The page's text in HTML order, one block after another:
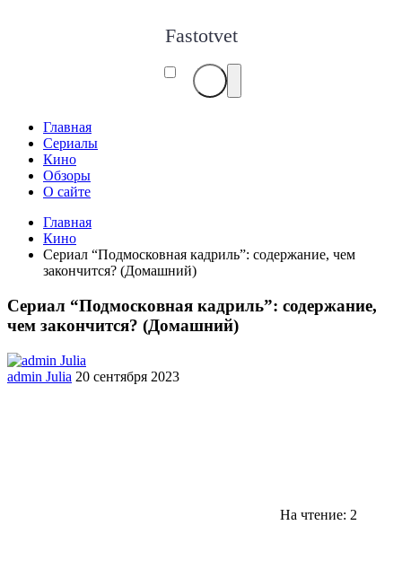
Fastotvet
Главная
Сериалы
Кино
Обзоры
О сайте
Главная
Кино
Сериал “Подмосковная кадриль”: содержание, чем
закончится? (Домашний)
Сериал “Подмосковная кадриль”: содержание,
чем закончится? (Домашний)
admin Julia 20 сентября 2023
На чтение: 2